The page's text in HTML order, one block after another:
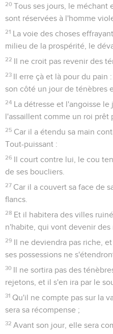
20 Tous ses jours, le méchant
sont réservées à l'homme
21 La voie des choses
milieu de la prospérité, le
22 Il ne croit pas revenir des
23 Il erre çà et là pour du pain
son côté un jour de ténèbres
24 La détresse et l'angoisse
l'assaillent comme un roi prêt
25 Car il a étendu sa main
Tout-puissant :
26 Il court contre lui, le cou
de ses boucliers.
27 Car il a couvert sa face de
flancs.
28 Et il habitera des villes
n'habite, qui vont devenir des
29 Il ne deviendra pas riche,
ses possessions ne
30 Il ne sortira pas des
rejetons, et il s'en ira par le
31 Qu'il ne compte pas sur la
sera sa récompense ;
32 Avant son jour, elle sera